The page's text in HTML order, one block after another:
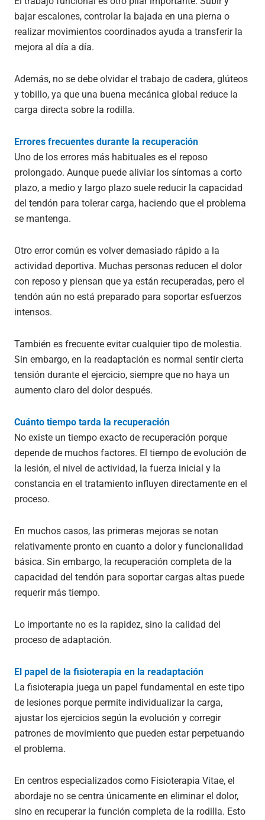
bajar escalones, controlar la bajada en una pierna o
realizar movimientos coordinados ayuda a transferir la
mejora al día a día.
Además, no se debe olvidar el trabajo de cadera, glúteos
y tobillo, ya que una buena mecánica global reduce la
carga directa sobre la rodilla.
Errores frecuentes durante la recuperación
Uno de los errores más habituales es el reposo
prolongado. Aunque puede aliviar los síntomas a corto
plazo, a medio y largo plazo suele reducir la capacidad
del tendón para tolerar carga, haciendo que el problema
se mantenga.
Otro error común es volver demasiado rápido a la
actividad deportiva. Muchas personas reducen el dolor
con reposo y piensan que ya están recuperadas, pero el
tendón aún no está preparado para soportar esfuerzos
intensos.
También es frecuente evitar cualquier tipo de molestia.
Sin embargo, en la readaptación es normal sentir cierta
tensión durante el ejercicio, siempre que no haya un
aumento claro del dolor después.
Cuánto tiempo tarda la recuperación
No existe un tiempo exacto de recuperación porque
depende de muchos factores. El tiempo de evolución de
la lesión, el nivel de actividad, la fuerza inicial y la
constancia en el tratamiento influyen directamente en el
proceso.
En muchos casos, las primeras mejoras se notan
relativamente pronto en cuanto a dolor y funcionalidad
básica. Sin embargo, la recuperación completa de la
capacidad del tendón para soportar cargas altas puede
requerir más tiempo.
Lo importante no es la rapidez, sino la calidad del
proceso de adaptación.
El papel de la fisioterapia en la readaptación
La fisioterapia juega un papel fundamental en este tipo
de lesiones porque permite individualizar la carga,
ajustar los ejercicios según la evolución y corregir
patrones de movimiento que pueden estar perpetuando
el problema.
En centros especializados como Fisioterapia Vitae, el
abordaje no se centra únicamente en eliminar el dolor,
sino en recuperar la función completa de la rodilla. Esto